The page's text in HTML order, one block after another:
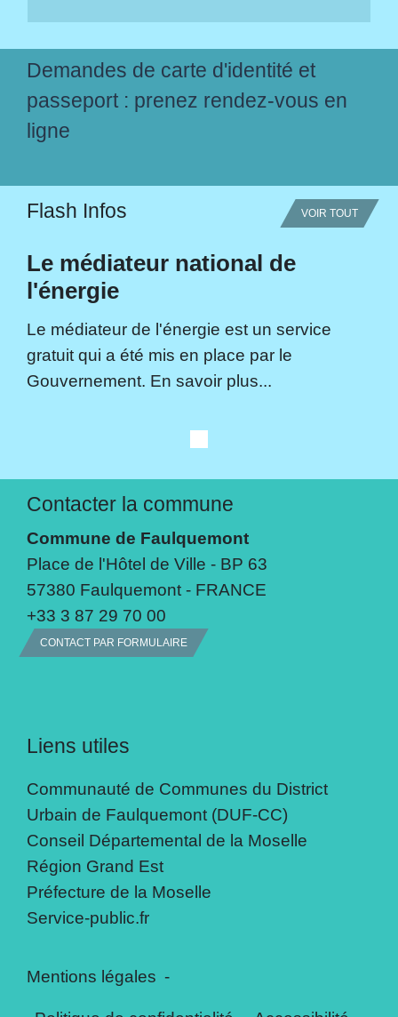
Demandes de carte d'identité et
passeport : prenez rendez-vous en
ligne
Flash Infos VOIR TOUT
Le médiateur national de
l'énergie
Le médiateur de l'énergie est un service
gratuit qui a été mis en place par le
Gouvernement. En savoir plus...
Contacter la commune
Commune de Faulquemont
Place de l'Hôtel de Ville - BP 63
57380 Faulquemont - FRANCE
+33 3 87 29 70 00
CONTACT PAR FORMULAIRE
Liens utiles
Communauté de Communes du District
Urbain de Faulquemont (DUF-CC)
Conseil Départemental de la Moselle
Région Grand Est
Préfecture de la Moselle
Service-public.fr
Mentions légales -